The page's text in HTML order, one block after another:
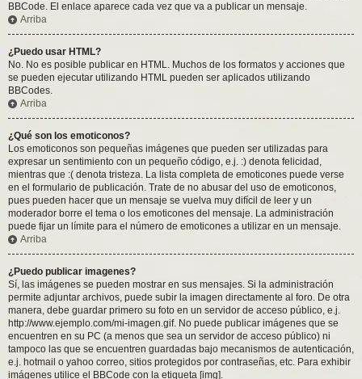
BBCode. El enlace aparece cada vez que va a publicar un mensaje.
Arriba
¿Puedo usar HTML?
No. No es posible publicar en HTML. Muchos de los formatos y acciones que
se pueden ejecutar utilizando HTML pueden ser aplicados utilizando
BBCodes.
Arriba
¿Qué son los emoticonos?
Los emoticonos son pequeñas imágenes que pueden ser utilizadas para
expresar un sentimiento con un pequeño código, e.j. :) denota felicidad,
mientras que :( denota tristeza. La lista completa de emoticones puede verse
en el formulario de publicación. Trate de no abusar del uso de emoticonos,
pues pueden hacer que un mensaje se vuelva muy difícil de leer y un
moderador borre el tema o los emoticones del mensaje. La administración
puede fijar un límite para el número de emoticones a utilizar en un mensaje.
Arriba
¿Puedo publicar imagenes?
Sí, las imágenes se pueden mostrar en sus mensajes. Si la administración
permite adjuntar archivos, puede subir la imagen directamente al foro. De otra
manera, debe guardar primero su foto en un servidor de acceso público, e.j.
http://www.ejemplo.com/mi-imagen.gif. No puede publicar imágenes que se
encuentren en su PC (a menos que sea un servidor de acceso público) ni
tampoco las que se encuentren guardadas bajo mecanismos de autenticación,
e.j. hotmail o yahoo correo, sitios protegidos por contraseñas, etc. Para exhibir
imágenes utilice el BBCode con la etiqueta [img].